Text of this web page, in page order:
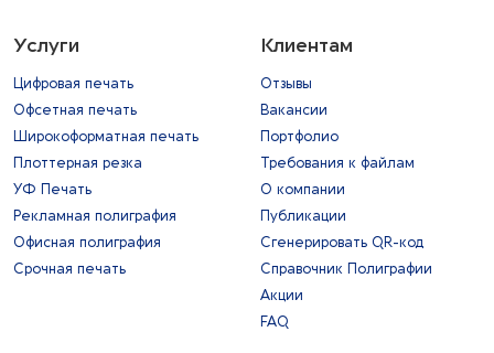
Услуги
Цифровая печать
Офсетная печать
Широкоформатная печать
Плоттерная резка
УФ Печать
Рекламная полиграфия
Офисная полиграфия
Срочная печать
Клиентам
Отзывы
Вакансии
Портфолио
Требования к файлам
О компании
Публикации
Сгенерировать QR-код
Справочник Полиграфии
Акции
FAQ